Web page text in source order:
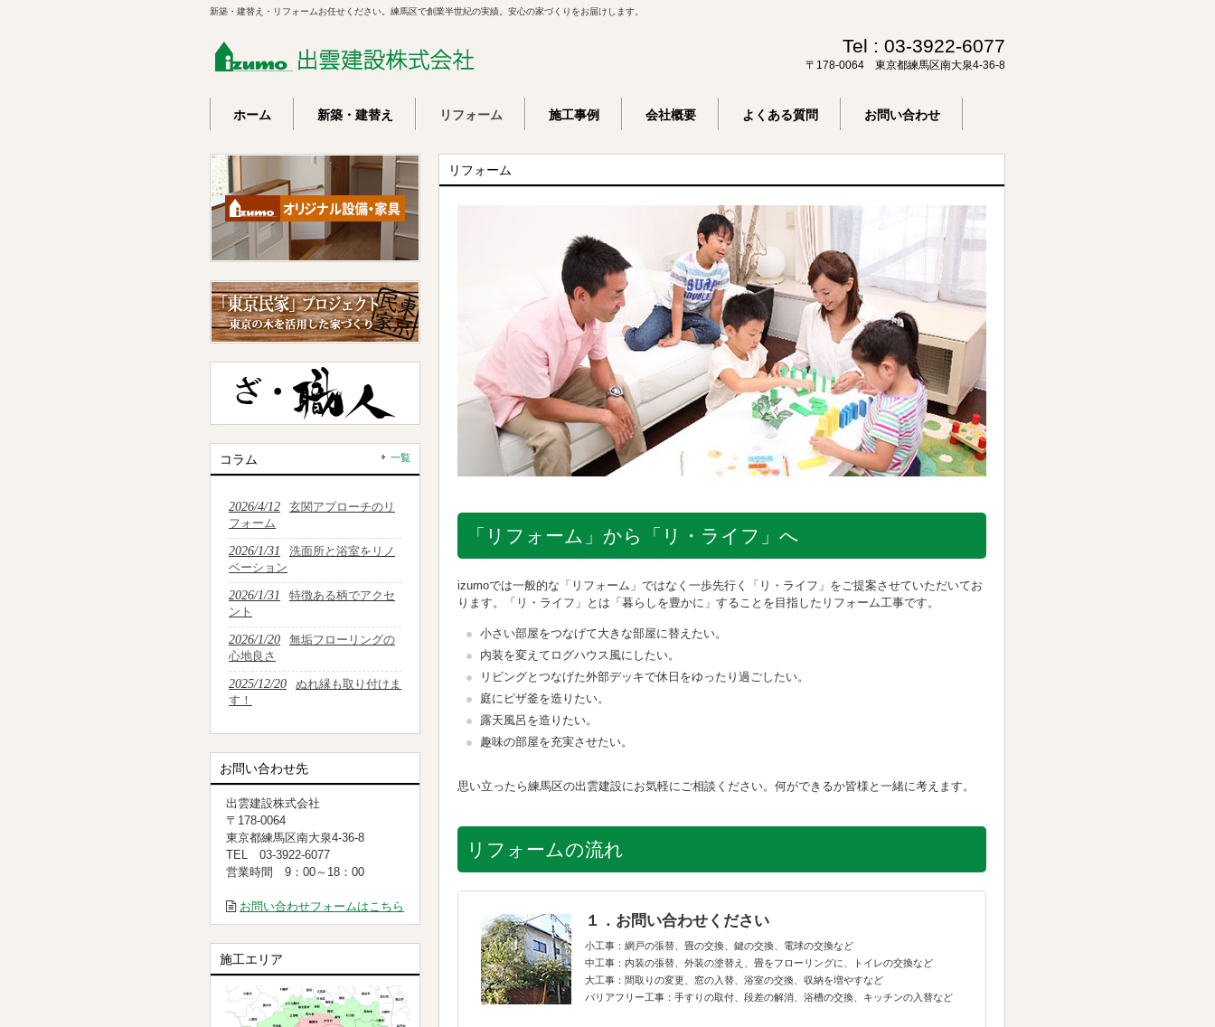
新築・建替え・リフォームお任せください。練馬区で創業半世紀の実績。安心の家づくりをお届けします。
Tel : 03-3922-6077
〒178-0064 東京都練馬区南大泉4-36-8
ホーム 新築・建替え リフォーム 施工事例 会社概要 よくある質問 お問い合わせ
リフォーム
「リフォーム」から「リ・ライフ」へ
izumoでは一般的な「リフォーム」ではなく一歩先行く「リ・ライフ」をご提案させていただいてお
ります。「リ・ライフ」とは「暮らしを豊かに」することを目指したリフォーム工事です。
小さい部屋をつなげて大きな部屋に替えたい。
内装を変えてログハウス風にしたい。
リビングとつなげた外部デッキで休日をゆったり過ごしたい。
庭にピザ釜を造りたい。
露天風呂を造りたい。
趣味の部屋を充実させたい。
思い立ったら練馬区の出雲建設にお気軽にご相談ください。何ができるか皆様と一緒に考えます。
リフォームの流れ
１．お問い合わせください
小工事：網戸の張替、畳の交換、鍵の交換、電球の交換など
中工事：内装の張替、外装の塗替え、畳をフローリングに、トイレの交換など
大工事：間取りの変更、窓の入替、浴室の交換、収納を増やすなど
バリアフリー工事：手すりの取付、段差の解消、浴槽の交換、キッチンの入替など
コラム 一覧
2026/4/12
玄関アプローチのリ
フォーム
2026/1/31
洗面所と浴室をリノ
ベーション
2026/1/31
特徴ある柄でアクセ
ント
2026/1/20
無垢フローリングの
心地良さ
2025/12/20
ぬれ縁も取り付けま
す！
お問い合わせ先
出雲建設株式会社
〒178-0064
東京都練馬区南大泉4-36-8
TEL 03-3922-6077
営業時間 9：00～18：00
お問い合わせフォームはこちら
施工エリア